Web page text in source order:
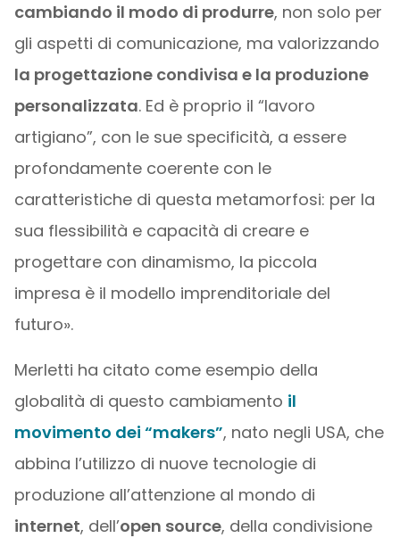
cambiando il modo di produrre, non solo per
gli aspetti di comunicazione, ma valorizzando
la progettazione condivisa e la produzione
personalizzata. Ed è proprio il “lavoro
artigiano”, con le sue specificità, a essere
profondamente coerente con le
caratteristiche di questa metamorfosi: per la
sua flessibilità e capacità di creare e
progettare con dinamismo, la piccola
impresa è il modello imprenditoriale del
futuro».
Merletti ha citato come esempio della
globalità di questo cambiamento il
movimento dei “makers”, nato negli USA, che
abbina l’utilizzo di nuove tecnologie di
produzione all’attenzione al mondo di
internet, dell’open source, della condivisione